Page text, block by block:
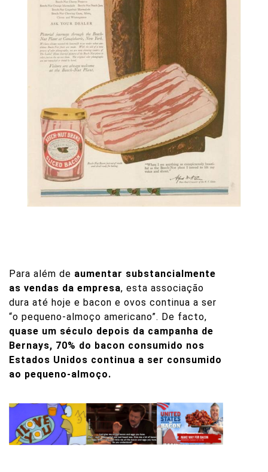
Para além de aumentar substancialmente
as vendas da empresa, esta associação
dura até hoje e bacon e ovos continua a ser
“o pequeno-almoço americano”. De facto,
quase um século depois da campanha de
Bernays, 70% do bacon consumido nos
Estados Unidos continua a ser consumido
ao pequeno-almoço.